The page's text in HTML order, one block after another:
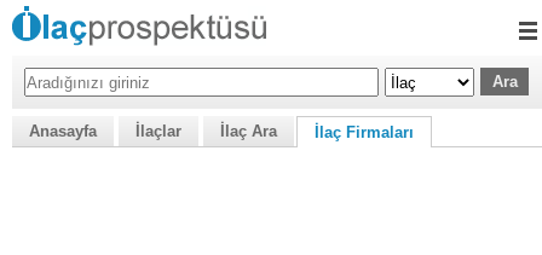
Anasayfa İlaçlar İlaç Ara İlaç Firmaları